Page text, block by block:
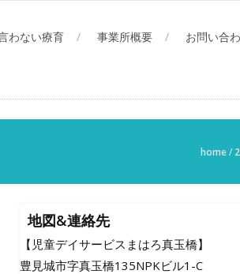
わない療育 事業所概要 お問い合
home/
地図&連絡先
【児童デイサービスまはろ真玉橋】
豊見城市字真玉橋135NPKビル1-C